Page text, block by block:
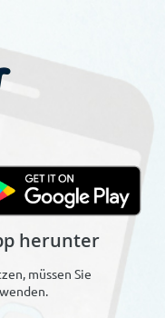
herunter
müssen Sie